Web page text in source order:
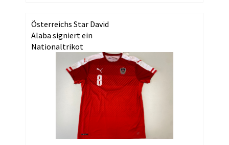
Österreichs Star David
Alaba signiert ein
Nationaltrikot